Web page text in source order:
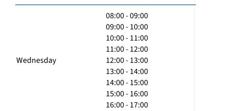
Wednesday
08:00 - 09:00
09:00 - 10:00
10:00 - 11:00
11:00 - 12:00
12:00 - 13:00
13:00 - 14:00
14:00 - 15:00
15:00 - 16:00
16:00 - 17:00